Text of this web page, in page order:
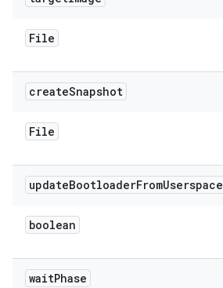
File
createSnapshot
File
updateBootloaderFromUserspace
boolean
waitPhase